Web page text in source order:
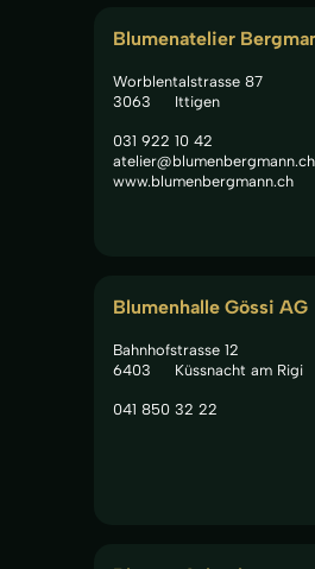
Blumenatelier
Worblentalstrasse 87
3063
Ittigen
031 922 10 42
atelier@blumenbergmann.ch
www.blumenbergmann.ch
Blumenhalle Gössi AG
Bahnhofstrasse 12
6403
Küssnacht am Rigi
041 850 32 22